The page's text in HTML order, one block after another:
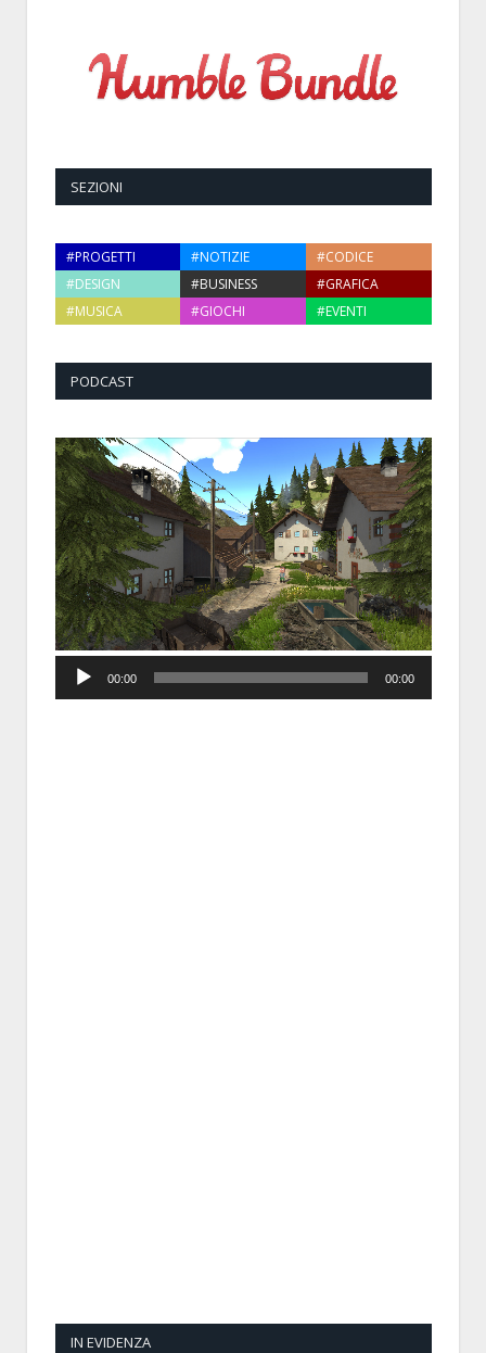
SEZIONI
#PROGETTI #NOTIZIE
#CODICE
#DESIGN
#BUSINESS
#GRAFICA
#MUSICA
#GIOCHI #EVENTI
PODCAST
Player
00:00 00:00
IN EVIDENZA